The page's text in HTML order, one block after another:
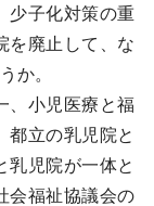
少子化対策の重
を廃止して、な
か。
、小児医療と福
都立の乳児院と
乳児院が一体と
会福祉協議会の